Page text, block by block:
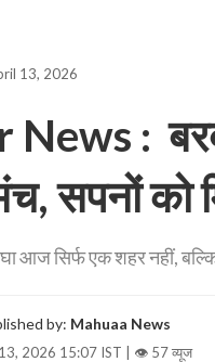
13, 2026
:
सपनों को
आज सिर्फ एक शहर नहीं,
by: Mahuaa News
2026 15:07 IST | 👁 57 व्यूज